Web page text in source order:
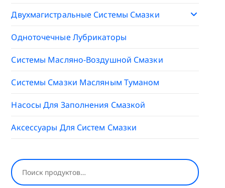
Двухмагистральные Системы Смазки
Одноточечные Лубрикаторы
Системы Масляно-Воздушной Смазки
Системы Смазки Масляным Туманом
Насосы Для Заполнения Смазкой
Аксессуары Для Систем Смазки
Поиск